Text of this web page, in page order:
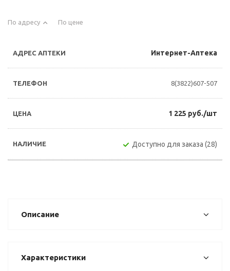
По адресу По цене
Интернет-Аптека
8(3822)607-507
1 225 руб./шт
Доступно для заказа (28)
Описание
Характеристики